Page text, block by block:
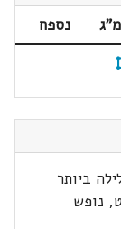
נספח
ביותר
נופש